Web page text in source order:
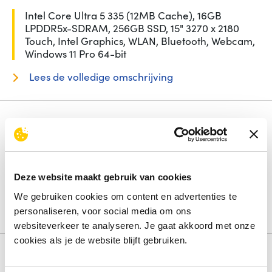
Deze website maakt gebruik van cookies
We gebruiken cookies om content en advertenties te
personaliseren, voor social media om ons
websiteverkeer te analyseren. Je gaat akkoord met onze
cookies als je de website blijft gebruiken.
Intel Core Ultra 5 335 (12MB Cache), 16GB
LPDDR5x-SDRAM, 256GB SSD, 15" 3270 x 2180
Touch, Intel Graphics, WLAN, Bluetooth, Webcam,
Windows 11 Pro 64-bit
Lees de volledige omschrijving
Specificaties
Beeldschermdiag.
Opslagcapaciteit
256 GB
ProcessorfamilieIntel Core Ultra 5
BesturingssysteemWindows 11 Pro
Bekijk alle specificaties